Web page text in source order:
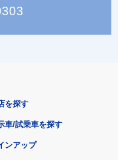
を探す
車/試乗車を探す
ンアップ